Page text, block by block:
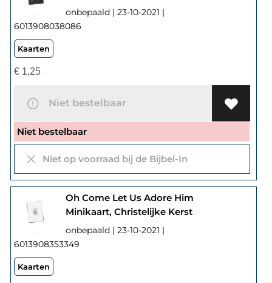
onbepaald | 23-10-2021 |
6013908038086
Kaarten
€1,25
Niet bestelbaar
Niet bestelbaar
Niet op voorraad bij de Bijbel-In
Oh Come Let Us Adore Him
Minikaart, Christelijke Kerst
onbepaald | 23-10-2021 |
6013908353349
Kaarten